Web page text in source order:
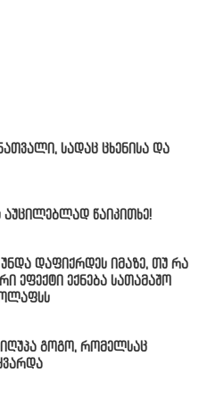
სადაც ცხენისა და
აუცილებლად წაიკითხე!
დაფიქრდეს იმაზე, თუ რა
ეფექტი ექნება სათამაშო
გოგო, რომელსაც